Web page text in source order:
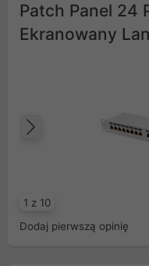
Patch Panel 24
Ekranowany
1 z 10
Poprzedni
Dodaj pierwszą opinię